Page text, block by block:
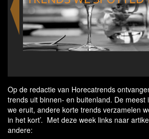
Op de redactie van Horecatrends
trends uit binnen- en buitenland. De meest
we eruit, andere korte trends verzamelen
in het kort’. Met deze week links naar
andere: